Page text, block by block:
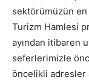
sektörümüzün en
Turizm Hamlesi
ayından itibaren
seferlerimizle
öncelikli adresler